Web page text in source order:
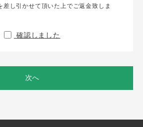
し引かせて頂いた上でご返金致しま
確認しました
次へ